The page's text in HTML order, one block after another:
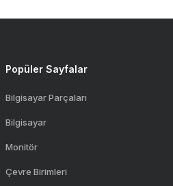
Popüler Sayfalar
Bilgisayar Parçaları
Bilgisayar
Monitör
Çevre Birimleri